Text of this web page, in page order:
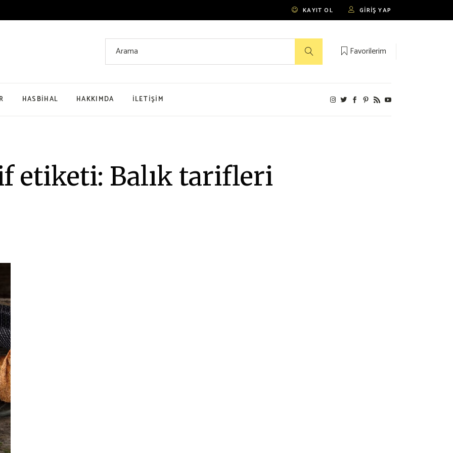
KAYIT OL GIRIŞ YAP
Arama:
Favorilerim
HASBIHAL HAKKIMDA İLETIŞIM
etiketi: Balık tarifleri